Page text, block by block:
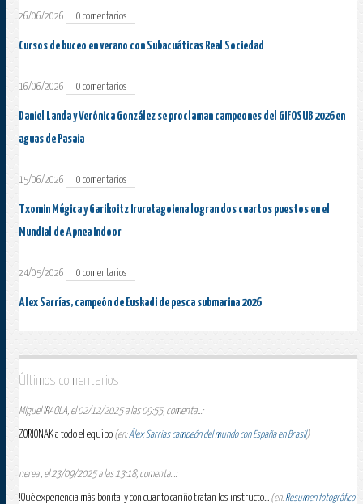
26/06/2026 0 comentarios
Cursos de buceo en verano con Subacuáticas Real Sociedad
16/06/2026 0 comentarios
Daniel Landa y Verónica González se proclaman campeones del GIFOSUB 2026 en
aguas de Pasaia
15/06/2026 0 comentarios
Txomin Múgica y Garikoitz Iruretagoiena logran dos cuartos puestos en el
Mundial de Apnea Indoor
24/05/2026 0 comentarios
Alex Sarrías, campeón de Euskadi de pesca submarina 2026
Últimos comentarios
Miguel IRAOLA, el 02/12/2025 a las 09:55, comenta...:
ZORIONAK a todo el equipo (en:Álex Sarrias campeón del mundo con España en Brasil)
nerea , el 23/09/2025 a las 13:18, comenta...:
!Qué experiencia más bonita, y con cuanto cariño tratan los instructo... (en:Resumen fotográfico